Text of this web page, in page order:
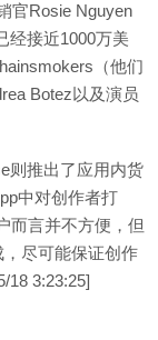
官Rosie Nguyen
经接近1000万美
（他们
Botez以及演员
则推出了应用内货
中对创作者打
而言并不方便，但
尽可能保证创作
18 3:23:25]